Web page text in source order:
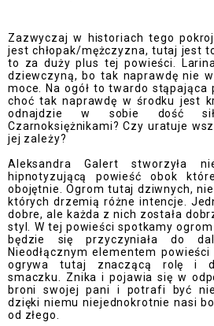
Zazwyczaj w historiach tego
jest chłopak/mężczyzna, tutaj jest
to za duży plus tej powieści.
dziewczyną, bo tak naprawdę nie
moce. Na ogół to twardo stąpająca
choć tak naprawdę w środku jest
odnajdzie w sobie dość
Czarnoksiężnikami? Czy uratuje
jej zależy?
Aleksandra Galert stworzyła
hipnotyzującą powieść obok
obojętnie. Ogrom tutaj dziwnych,
których drzemią różne intencje.
dobre, ale każda z nich została
styl. W tej powieści spotkamy
będzie się przyczyniała do
Nieodłącznym elementem
ogrywa tutaj znaczącą rolę i
smaczku. Znika i pojawia się w
broni swojej pani i potrafi być
dzięki niemu niejednokrotnie nasi
od złego.